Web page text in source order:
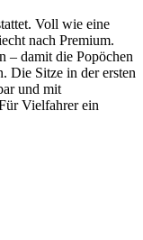
Voll wie eine
nach Premium.
– damit die Popöchen
Die Sitze in der ersten
und mit
Vielfahrer ein